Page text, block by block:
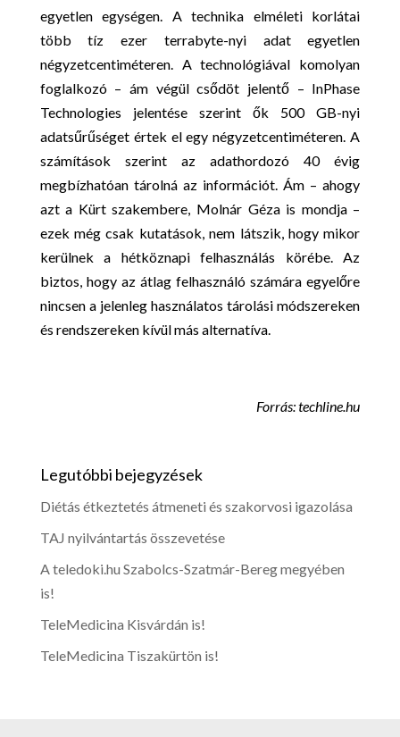
egyetlen egységen. A technika elméleti korlátai
több tíz ezer terrabyte-nyi adat egyetlen
négyzetcentiméteren. A technológiával komolyan
foglalkozó – ám végül csődöt jelentő – InPhase
Technologies jelentése szerint ők 500 GB-nyi
adatsűrűséget értek el egy négyzetcentiméteren. A
számítások szerint az adathordozó 40 évig
megbízhatóan tárolná az információt. Ám – ahogy
azt a Kürt szakembere, Molnár Géza is mondja –
ezek még csak kutatások, nem látszik, hogy mikor
kerülnek a hétköznapi felhasználás körébe. Az
biztos, hogy az átlag felhasználó számára egyelőre
nincsen a jelenleg használatos tárolási módszereken
és rendszereken kívül más alternatíva.
Forrás: techline.hu
Legutóbbi bejegyzések
Diétás étkeztetés átmeneti és szakorvosi igazolása
TAJ nyilvántartás összevetése
A teledoki.hu Szabolcs-Szatmár-Bereg megyében
is!
TeleMedicina Kisvárdán is!
TeleMedicina Tiszakürtön is!